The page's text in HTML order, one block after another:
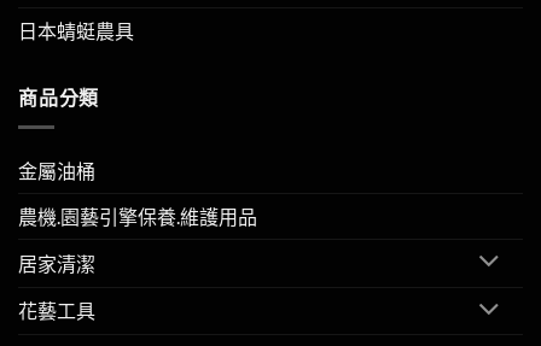
日本蜻蜓農具
商品分類
金屬油桶
農機.園藝引擎保養.維護用品
居家清潔
花藝工具